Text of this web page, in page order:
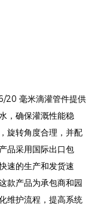
20 毫米滴灌管件提供
，确保灌溉性能稳
旋转角度合理，并配
品采用国际出口包
速的生产和发货速
款产品为承包商和园
维护流程，提高系统